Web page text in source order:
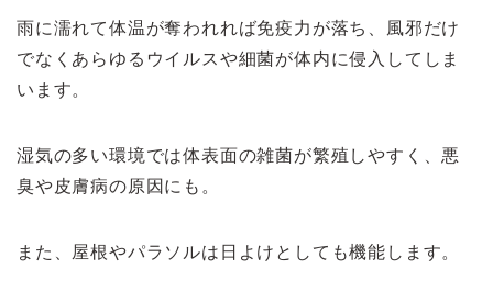
雨に濡れて体温が奪われれば免疫力が落ち、風邪だけ
でなくあらゆるウイルスや細菌が体内に侵入してしま
います。
湿気の多い環境では体表面の雑菌が繁殖しやすく、悪
臭や皮膚病の原因にも。
また、屋根やパラソルは日よけとしても機能します。